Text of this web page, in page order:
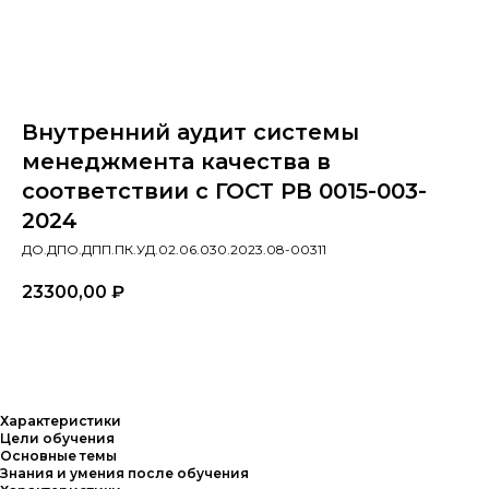
Внутренний аудит системы
менеджмента качества в
соответствии с ГОСТ РВ 0015-003-
2024
ДО.ДПО.ДПП.ПК.УД.02.06.030.2023.08-00311
23300,00 ₽
Характеристики
Цели обучения
Основные темы
Знания и умения после обучения